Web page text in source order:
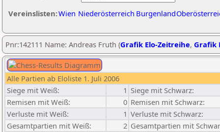
Vereinslisten:Wien Niederösterreich Burgenland
Pnr:142111 Name: Andreas Fruth (Grafik Elo-Zeitreihe, Grafik
Alle Partien ab Eloliste 1. Juli 2006
Siege mit Weiß:
1 Siege mit Schwarz:
Remisen mit Weiß:
0 Remisen mit Schwarz:
Verluste mit Weiß:
1 Verluste mit Schwarz:
Gesamtpartien mit Weiß:
2 Gesamtpartien mit